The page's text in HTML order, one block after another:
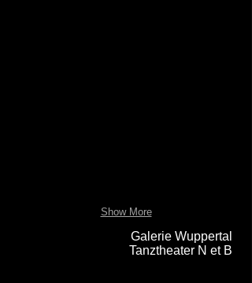
Show More
Galerie Wuppertal
Tanztheater N et B